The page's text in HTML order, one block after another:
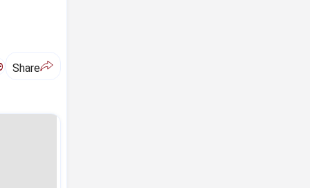
Share